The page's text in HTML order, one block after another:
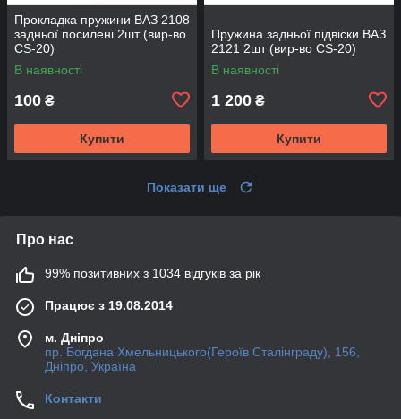
Прокладка пружини ВАЗ 2108
задньої посилені 2шт (вир-во
CS-20)
В наявності
100 ₴
Купити
Пружина задньої підвіски ВАЗ
2121 2шт (вир-во CS-20)
В наявності
1 200 ₴
Купити
Показати ще
Про нас
99% позитивних з 1034 відгуків за рік
Працює з 19.08.2014
м. Дніпро
пр. Богдана Хмельницького(Героїв Сталінграду), 156,
Дніпро, Україна
Контакти